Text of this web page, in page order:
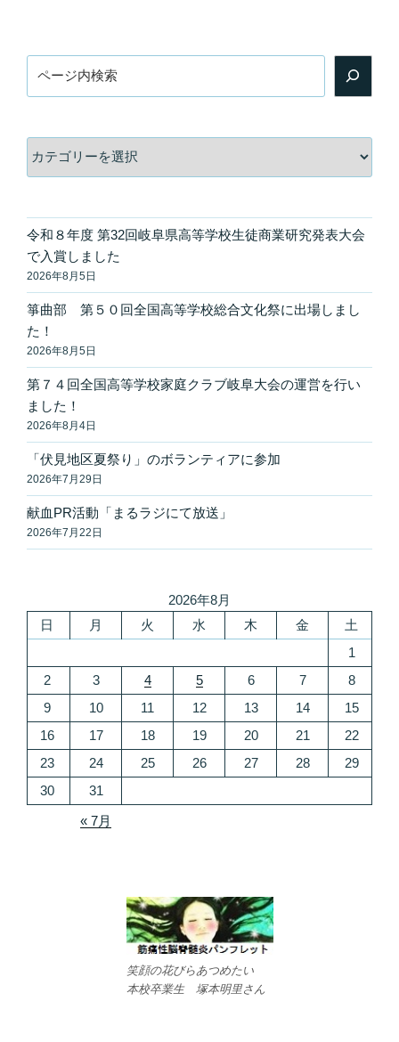
テ
ー
令和８年度 第32回岐阜県高等学校生徒商業研究発表大会
で入賞しました
2026年8月5日
箏曲部 第５０回全国高等学校総合文化祭に出場しまし
た！
2026年8月5日
第７４回全国高等学校家庭クラブ岐阜大会の運営を行い
ました！
2026年8月4日
「伏見地区夏祭り」のボランティアに参加
2026年7月29日
献血PR活動「まるラジにて放送」
2026年7月22日
2026年8月
日
月 火 水 木 金
土
1
2
3 4 5 6 7
8
9
10 11 12 13 14
15
16
17 18 19 20 21
22
23
24 25 26 27 28
29
30
31
« 7月
笑顔の花びらあつめたい
本校卒業生 塚本明里さん